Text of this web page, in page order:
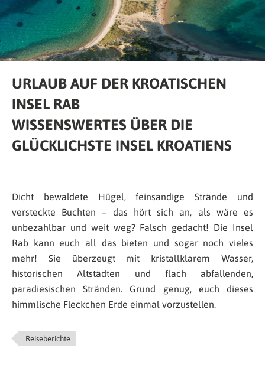
URLAUB AUF DER KROATISCHEN
INSEL RAB
WISSENSWERTES ÜBER DIE
GLÜCKLICHSTE INSEL KROATIENS
Dicht bewaldete Hügel, feinsandige Strände und
versteckte Buchten – das hört sich an, als wäre es
unbezahlbar und weit weg? Falsch gedacht! Die Insel
Rab kann euch all das bieten und sogar noch vieles
mehr! Sie überzeugt mit kristallklarem Wasser,
historischen Altstädten und flach abfallenden,
paradiesischen Stränden. Grund genug, euch dieses
himmlische Fleckchen Erde einmal vorzustellen.
Reiseberichte